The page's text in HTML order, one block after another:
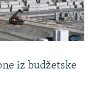
iz budžetske